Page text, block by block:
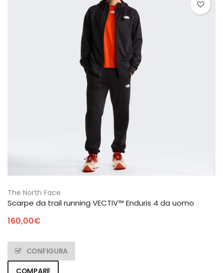
The North Face
Scarpe da trail running VECTIV™ Enduris 4 da uomo
160,00€
CONFIGURA
COMPARE